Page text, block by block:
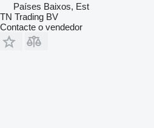
Países Baixos, Est
TN Trading BV
Contacte o vendedor